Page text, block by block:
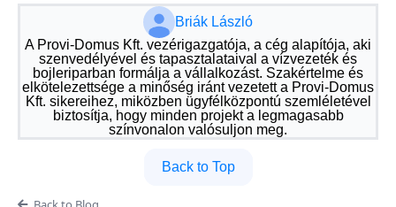
Briák László
A Provi-Domus Kft. vezérigazgatója, a cég alapítója, aki
szenvedélyével és tapasztalataival a vízvezeték és
bojleriparban formálja a vállalkozást. Szakértelme és
elkötelezettsége a minőség iránt vezetett a Provi-Domus
Kft. sikereihez, miközben ügyfélközpontú szemléletével
biztosítja, hogy minden projekt a legmagasabb
színvonalon valósuljon meg.
Back to Top